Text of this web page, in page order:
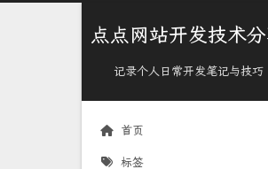
点点网站开发技术
记录个人日常开发笔记与技巧
首页
标签